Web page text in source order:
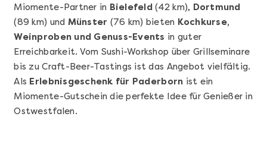
Miomente-Partner in Bielefeld (42 km), Dortmund
(89 km) und Münster (76 km) bieten Kochkurse,
Weinproben und Genuss-Events in guter
Erreichbarkeit. Vom Sushi-Workshop über Grillseminare
bis zu Craft-Beer-Tastings ist das Angebot vielfältig.
Als Erlebnisgeschenk für Paderborn ist ein
Miomente-Gutschein die perfekte Idee für Genießer in
Ostwestfalen.